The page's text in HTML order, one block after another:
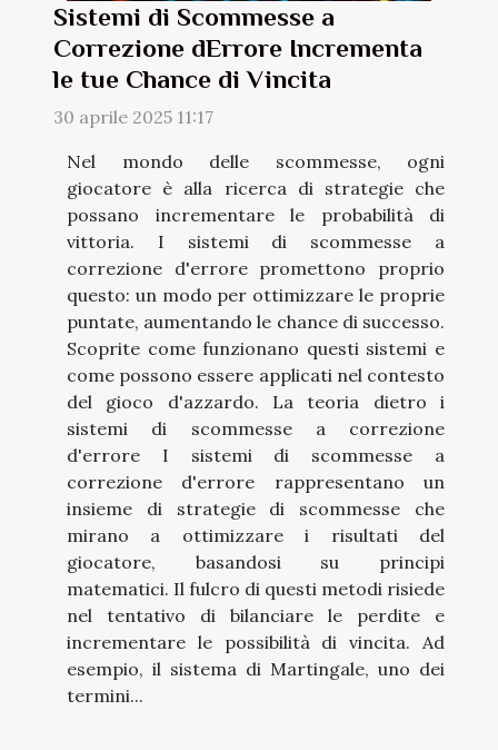
Sistemi di Scommesse a
Correzione dErrore Incrementa
le tue Chance di Vincita
30 aprile 2025 11:17
Nel mondo delle scommesse, ogni
giocatore è alla ricerca di strategie che
possano incrementare le probabilità di
vittoria. I sistemi di scommesse a
correzione d'errore promettono proprio
questo: un modo per ottimizzare le proprie
puntate, aumentando le chance di successo.
Scoprite come funzionano questi sistemi e
come possono essere applicati nel contesto
del gioco d'azzardo. La teoria dietro i
sistemi di scommesse a correzione
d'errore I sistemi di scommesse a
correzione d'errore rappresentano un
insieme di strategie di scommesse che
mirano a ottimizzare i risultati del
giocatore, basandosi su principi
matematici. Il fulcro di questi metodi risiede
nel tentativo di bilanciare le perdite e
incrementare le possibilità di vincita. Ad
esempio, il sistema di Martingale, uno dei
termini...